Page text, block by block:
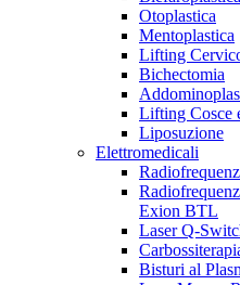
Otoplastica
Mentoplastica
Lifting
Bichectomia
Lifting Cosce
Liposuzione
Elettromedicali
Exion BTL
Laser Q-
Bisturi al